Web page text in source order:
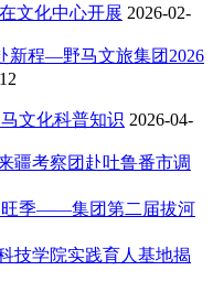
文化中心开展 2026-02-
新程—野马文旅集团2026
文化科普知识 2026-04-
疆考察团赴吐鲁番市调
旺季——集团第二届拔河
技学院实践育人基地揭